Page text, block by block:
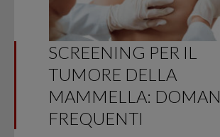
SCREENING PER IL
TUMORE DELLA
MAMMELLA:
FREQUENTI